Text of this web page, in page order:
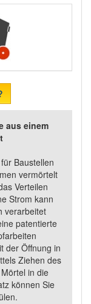
aus einem
Baustellen
vermörtelt
Verteilen
Strom kann
verarbeitet
patentierte
der Öffnung in
Ziehen des
in die
können Sie